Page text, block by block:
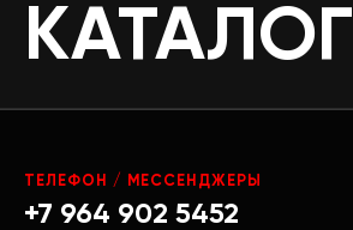
КАТАЛОГ
ТЕЛЕФОН / МЕССЕНДЖЕРЫ
+7 964 902 5452